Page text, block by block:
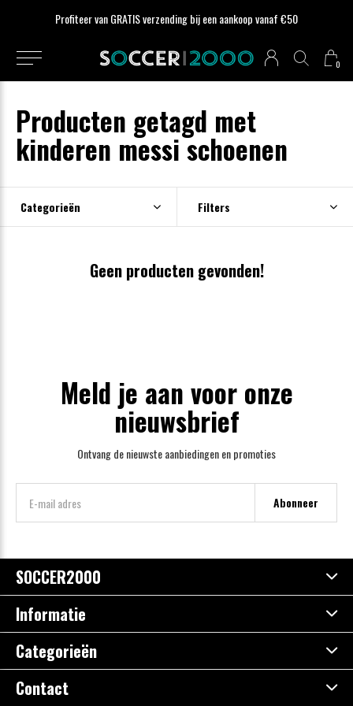
0
Profiteer van GRATIS verzending bij een aankoop vanaf €50
Producten getagd met
kinderen messi schoenen
Categorieën Filters
Geen producten gevonden!
Meld je aan voor onze
nieuwsbrief
Ontvang de nieuwste aanbiedingen en promoties
Abonneer
SOCCER2000
Informatie
Categorieën
Contact